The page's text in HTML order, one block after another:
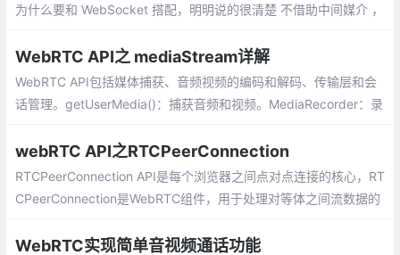
为什么要和 WebSocket 搭配，明明说的很清楚 不借助中间媒介 ，
又是怎样的？
WebRTC API之 mediaStream详解
WebRTC API包括媒体捕获、音频视频的编码和解码、传输层和会
话管理。getUserMedia()：捕获音频和视频。MediaRecorder：录
频。RTCDataChannel：用户之间的流数据。
webRTC API之RTCPeerConnection
RTCPeerConnection API是每个浏览器之间点对点连接的核心，RT
CPeerConnection是WebRTC组件，用于处理对等体之间流数据的
潜伏在其中的无数复杂性的影响。
WebRTC实现简单音视频通话功能